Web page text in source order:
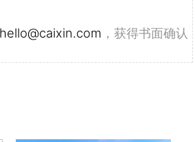
hello@caixin.com ，获得书面确认